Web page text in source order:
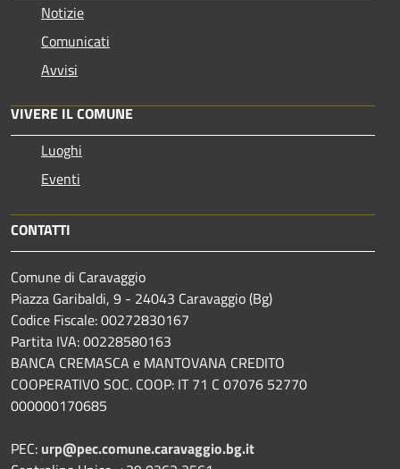
Notizie
Comunicati
Avvisi
VIVERE IL COMUNE
Luoghi
Eventi
CONTATTI
Comune di Caravaggio
Piazza Garibaldi, 9 - 24043 Caravaggio (Bg)
Codice Fiscale: 00272830167
Partita IVA: 00228580163
BANCA CREMASCA e MANTOVANA CREDITO
COOPERATIVO SOC. COOP: IT 71 C 07076 52770
000000170685
PEC: urp@pec.comune.caravaggio.bg.it